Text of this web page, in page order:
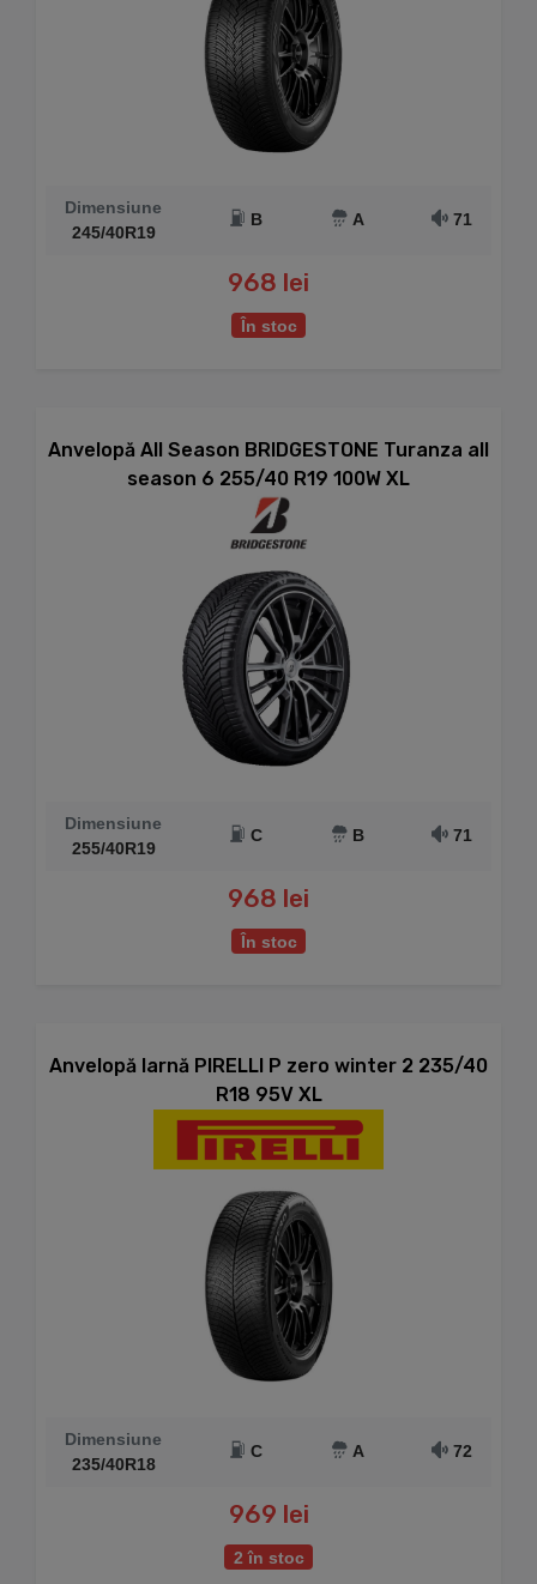
Dimensiune
245/40R19
B A 71
968 lei
În stoc
Anvelopă All Season BRIDGESTONE Turanza all
season 6 255/40 R19 100W XL
Dimensiune
255/40R19
C B 71
968 lei
În stoc
Anvelopă Iarnă PIRELLI P zero winter 2 235/40
R18 95V XL
Dimensiune
235/40R18
C A 72
969 lei
2 în stoc